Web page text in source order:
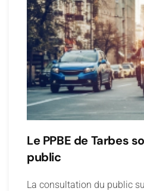
Le PPBE de Tarbes
public
La consultation du public